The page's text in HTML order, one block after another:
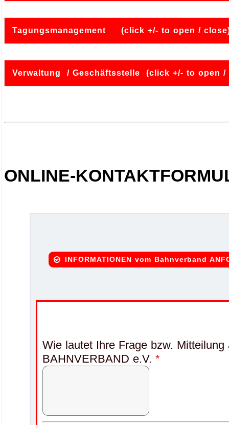
Tagungsmanagement (click +/- to open /
Verwaltung / Geschäftsstelle (click +/- to open /
ONLINE-
INFORMATIONEN vom Bahnverband
Wie lautet Ihre Frage bzw. Mitteilung
BAHNVERBAND e.V. *